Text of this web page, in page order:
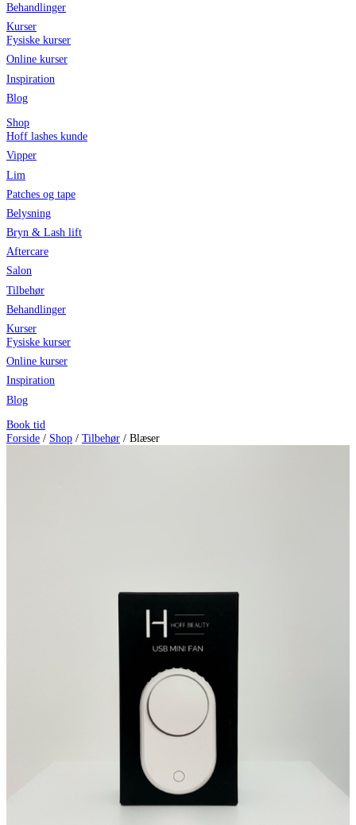
Behandlinger
Kurser
Fysiske kurser
Online kurser
Inspiration
Blog
Shop
Hoff lashes kunde
Vipper
Lim
Patches og tape
Belysning
Bryn & Lash lift
Aftercare
Salon
Tilbehør
Behandlinger
Kurser
Fysiske kurser
Online kurser
Inspiration
Blog
Book tid
Forside / Shop / Tilbehør / Blæser